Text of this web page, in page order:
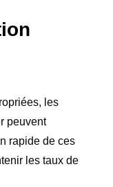
les
peuvent
rapide de ces
les taux de